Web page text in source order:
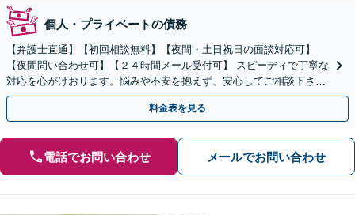
個人・プライベートの債務
【弁護士直通】【初回相談無料】【夜間・土日祝日の面談対応可】
【夜間問い合わせ可】【２４時間メール受付可】 スピーディで丁寧な
対応を心がけおります。悩みや不安を抱えず、安心してご相談下さ
い。
料金表を見る
電話でお問い合わせ メールでお問い合わせ